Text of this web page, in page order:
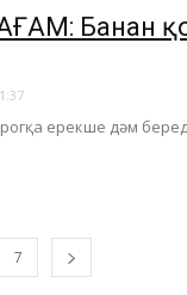
Банан
ерекше дәм
7